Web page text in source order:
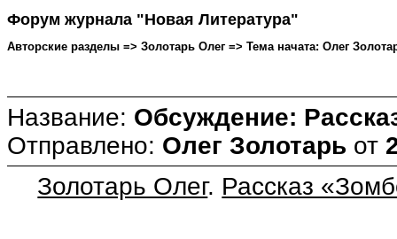
Форум журнала "Новая Литература"
Авторские разделы => Золотарь Олег => Тема начата: Олег
Название: Обсуждение:
Отправлено: Олег Золотарь от
Золотарь Олег. Рассказ